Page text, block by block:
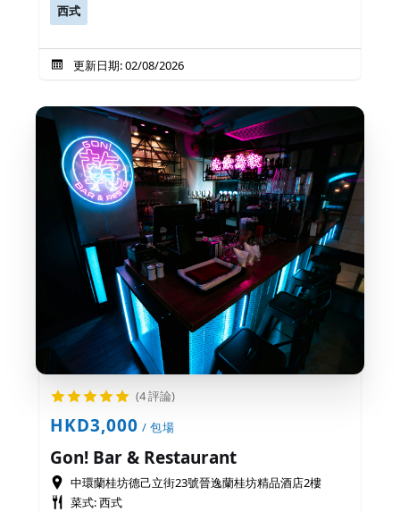
西式
更新日期: 02/08/2026
(4 評論)
HKD3,000 / 包場
Gon! Bar & Restaurant
中環蘭桂坊德己立街23號晉逸蘭桂坊精品酒店2樓
菜式: 西式